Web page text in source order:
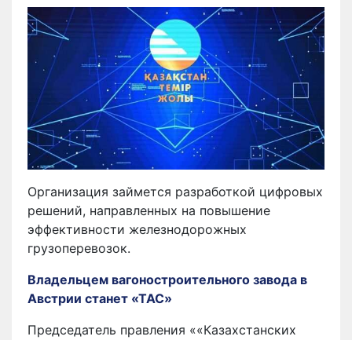
Организация займется разработкой цифровых
решений, направленных на повышение
эффективности железнодорожных
грузоперевозок.
Владельцем вагоностроительного завода в
Австрии станет «ТАС»
Председатель правления ««Казахстанских